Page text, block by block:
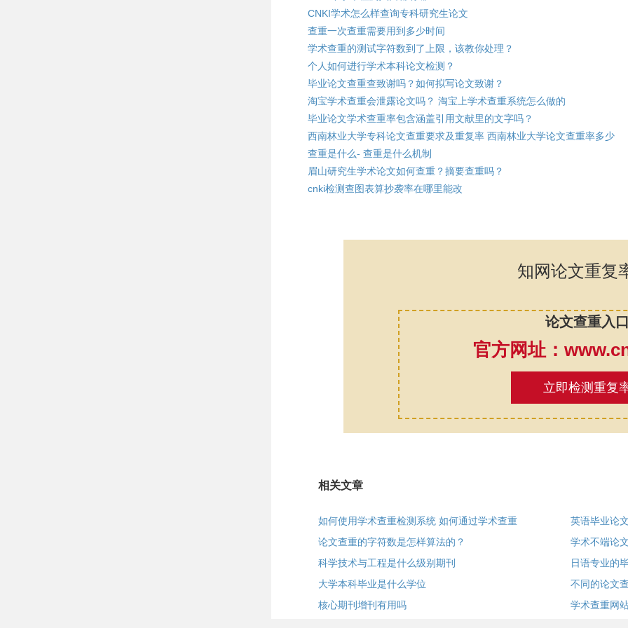
CNKI学术怎么样查询专科研究生论文
查重一次查重需要用到多少时间
学术查重的测试字符数到了上限，该教你处理？
个人如何进行学术本科论文检测？
毕业论文查重查致谢吗？如何拟写论文致谢？
淘宝学术查重会泄露论文吗？ 淘宝上学术查重系统怎么做的
毕业论文学术查重率包含涵盖引用文献里的文字吗？
西南林业大学专科论文查重要求及重复率 西南林业大学论文查重率多少
查重是什么- 查重是什么机制
眉山研究生学术论文如何查重？摘要查重吗？
cnki检测查图表算抄袭率在哪里能改
知网论文重复
论文查重入
官方网址：
立即检测重复
相关文章
如何使用学术查重检测系统 如何通过学术查重
论文查重的字符数是怎样算法的？
科学技术与工程是什么级别期刊
大学本科毕业是什么学位
核心期刊增刊有用吗
英语毕业论
学术不端论
日语专业的
不同的论文
学术查重网